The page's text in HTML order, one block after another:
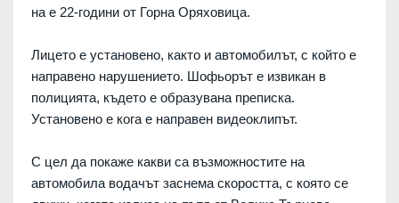
на е 22-години от Горна Оряховица.
Лицето е установено, както и автомобилът, с който е
направено нарушението. Шофьорът е извикан в
полицията, където е образувана преписка.
Установено е кога е направен видеоклипът.
С цел да покаже какви са възможностите на
автомобила водачът заснема скоростта, с която се